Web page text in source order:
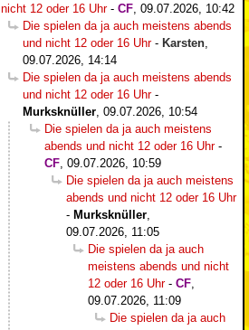
nicht 12 oder 16 Uhr- CF 09.07.2026, 10:42
Die spielen da ja auch meistens abends
und nicht 12 oder 16 Uhr- Karsten
09.07.2026, 14:14
Die spielen da ja auch meistens abends
und nicht 12 oder 16 Uhr-
Murksknüller 09.07.2026, 10:54
Die spielen da ja auch meistens
abends und nicht 12 oder 16 Uhr-
CF 09.07.2026, 10:59
Die spielen da ja auch meistens
abends und nicht 12 oder 16 Uhr
- Murksknüller
09.07.2026, 11:05
Die spielen da ja auch
meistens abends und nicht
12 oder 16 Uhr- CF
09.07.2026, 11:09
Die spielen da ja auch